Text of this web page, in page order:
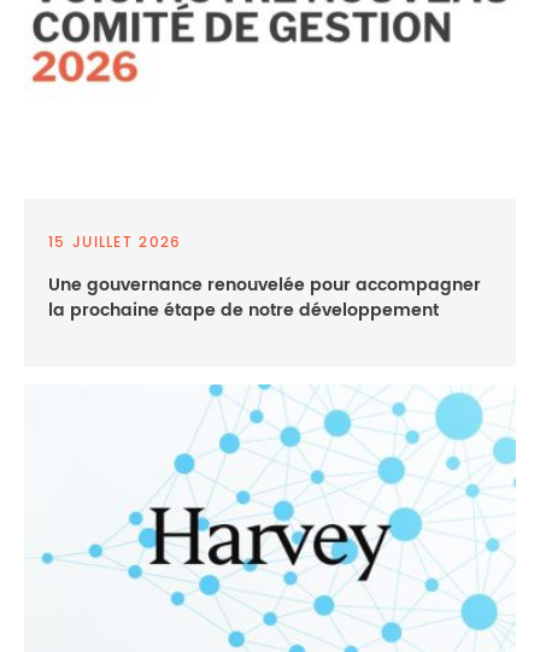
15 JUILLET 2026
Une gouvernance renouvelée pour accompagner
la prochaine étape de notre développement